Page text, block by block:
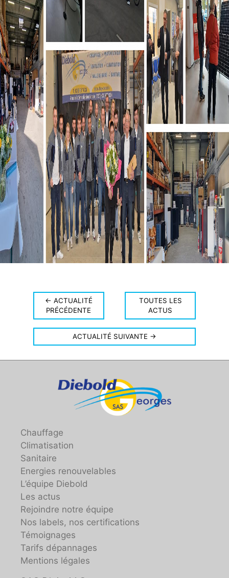
← ACTUALITÉ
PRÉCÉDENTE
TOUTES LES
ACTUS
ACTUALITÉ SUIVANTE →
Chauffage
Climatisation
Sanitaire
Energies renouvelables
L’équipe Diebold
Les actus
Rejoindre notre équipe
Nos labels, nos certifications
Témoignages
Tarifs dépannages
Mentions légales